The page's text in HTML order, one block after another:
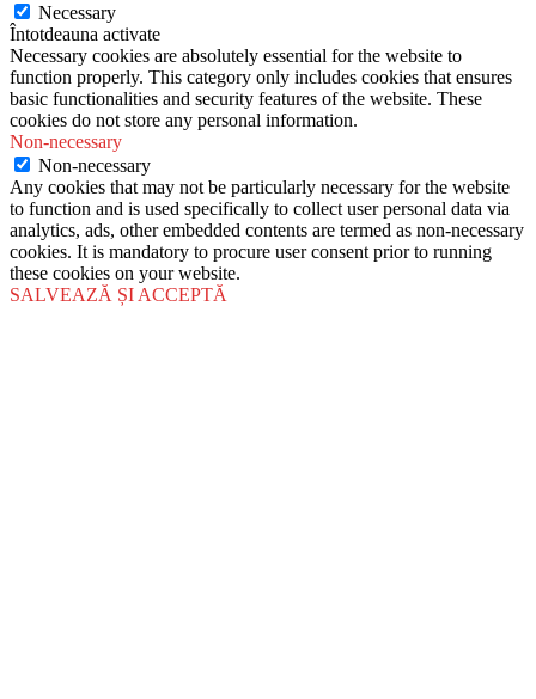
Necessary
Întotdeauna activate
Necessary cookies are absolutely essential for the website to
function properly. This category only includes cookies that ensures
basic functionalities and security features of the website. These
cookies do not store any personal information.
Non-necessary
Non-necessary
Any cookies that may not be particularly necessary for the website
to function and is used specifically to collect user personal data via
analytics, ads, other embedded contents are termed as non-necessary
cookies. It is mandatory to procure user consent prior to running
these cookies on your website.
SALVEAZĂ ȘI ACCEPTĂ